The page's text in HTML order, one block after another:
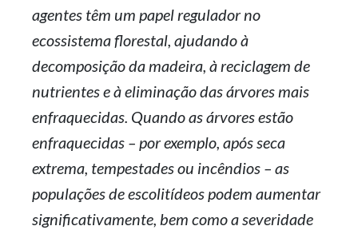
agentes têm um papel regulador no
ecossistema florestal, ajudando à
decomposição da madeira, à reciclagem de
nutrientes e à eliminação das árvores mais
enfraquecidas. Quando as árvores estão
enfraquecidas – por exemplo, após seca
extrema, tempestades ou incêndios – as
populações de escolitídeos podem aumentar
significativamente, bem como a severidade